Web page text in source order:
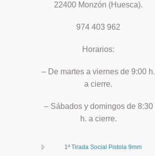
22400 Monzón (Huesca).
974 403 962
Horarios:
– De martes a viernes de 9:00 h.
a cierre.
– Sábados y domingos de 8:30
h. a cierre.
1ª Tirada Social Pistola 9mm